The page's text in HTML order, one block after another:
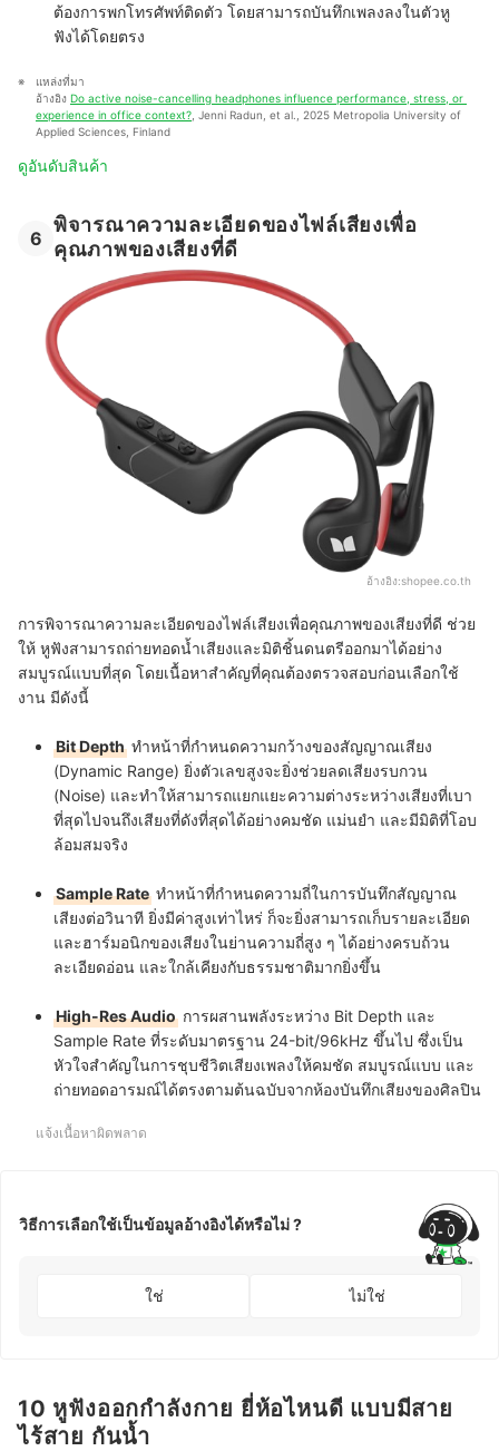
ต้องการพกโทรศัพท์ติดตัว โดยสามารถบันทึกเพลงลงในตัวหู
ฟังได้โดยตรง
แหล่งที่มา
อ้างอิง Do active noise-cancelling headphones influence performance, stress, or
experience in office context? , Jenni Radun, et al., 2025 Metropolia University of
Applied Sciences, Finland
ดูอันดับสินค้า
6
พิจารณาความละเอียดของไฟล์เสียงเพื่อ
คุณภาพของเสียงที่ดี
อ้างอิง:shopee.co.th
การพิจารณาความละเอียดของไฟล์เสียงเพื่อคุณภาพของเสียงที่ดี ช่วย
ให้ หูฟังสามารถถ่ายทอดน้ำเสียงและมิติชิ้นดนตรีออกมาได้อย่าง
สมบูรณ์แบบที่สุด โดยเนื้อหาสำคัญที่คุณต้องตรวจสอบก่อนเลือกใช้
งาน มีดังนี้
Bit Depth ทำหน้าที่กำหนดความกว้างของสัญญาณเสียง
(Dynamic Range) ยิ่งตัวเลขสูงจะยิ่งช่วยลดเสียงรบกวน
(Noise) และทำให้สามารถแยกแยะความต่างระหว่างเสียงที่เบา
ที่สุดไปจนถึงเสียงที่ดังที่สุดได้อย่างคมชัด แม่นยำ และมีมิติที่โอบ
ล้อมสมจริง
Sample Rate ทำหน้าที่กำหนดความถี่ในการบันทึกสัญญาณ
เสียงต่อวินาที ยิ่งมีค่าสูงเท่าไหร่ ก็จะยิ่งสามารถเก็บรายละเอียด
และฮาร์มอนิกของเสียงในย่านความถี่สูง ๆ ได้อย่างครบถ้วน
ละเอียดอ่อน และใกล้เคียงกับธรรมชาติมากยิ่งขึ้น
High-Res Audio การผสานพลังระหว่าง Bit Depth และ
Sample Rate ที่ระดับมาตรฐาน 24-bit/96kHz ขึ้นไป ซึ่งเป็น
หัวใจสำคัญในการชุบชีวิตเสียงเพลงให้คมชัด สมบูรณ์แบบ และ
ถ่ายทอดอารมณ์ได้ตรงตามต้นฉบับจากห้องบันทึกเสียงของศิลปิน
แจ้งเนื้อหาผิดพลาด
วิธีการเลือกใช้เป็นข้อมูลอ้างอิงได้หรือไม่ ?
ใช่ ไม่ใช่
10 หูฟังออกกำลังกาย ยี่ห้อไหนดี แบบมีสาย
ไร้สาย กันน้ำ